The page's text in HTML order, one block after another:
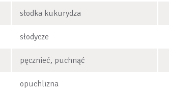
słodka kukurydza
słodycze
pęcznieć, puchnąć
opuchlizna